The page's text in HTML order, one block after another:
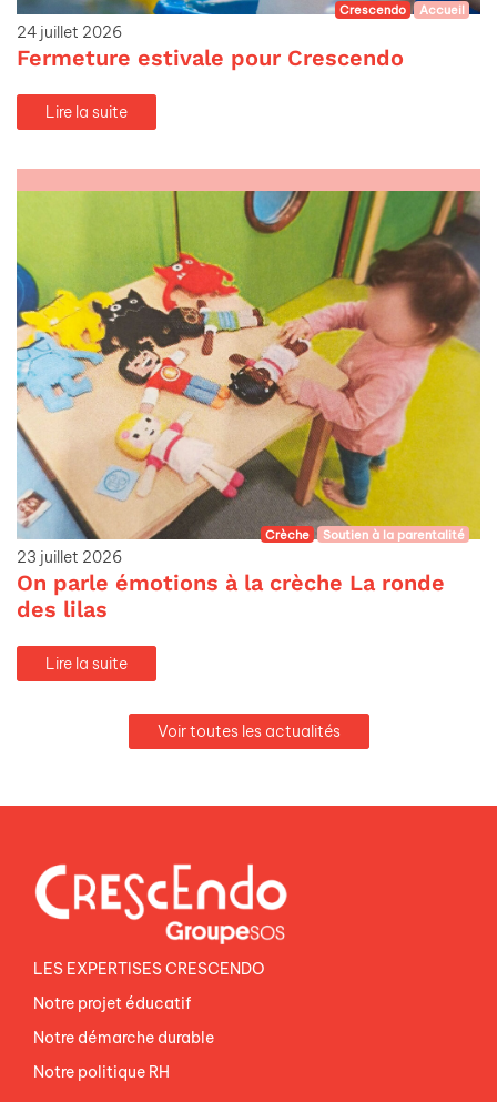
Crescendo Accueil
24 juillet 2026
Fermeture estivale pour Crescendo
Lire la suite
Crèche Soutien à la parentalité
23 juillet 2026
On parle émotions à la crèche La ronde
des lilas
Lire la suite
Voir toutes les actualités
LES EXPERTISES CRESCENDO
Notre projet éducatif
Notre démarche durable
Notre politique RH